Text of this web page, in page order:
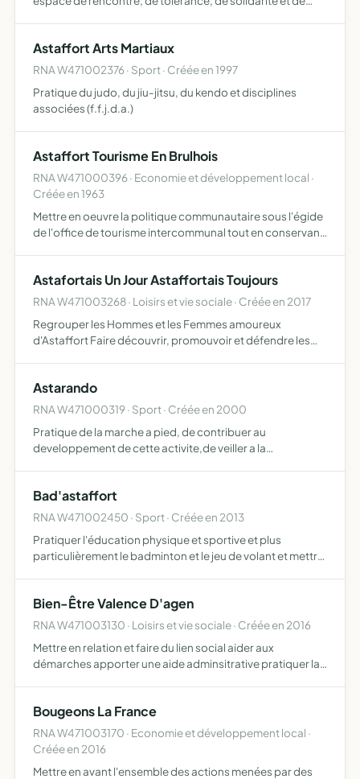
Astaffort Arts Martiaux
RNA W471002376 · Sport · Créée en 1997
Pratique du judo, du jiu-jitsu, du kendo et disciplines
associées (f.f.j.d.a.)
Astaffort Tourisme En Brulhois
RNA W471000396 · Economie et développement local ·
Créée en 1963
Mettre en oeuvre la politique communautaire sous l'égide
de l'office de tourisme intercommunal tout en conservant
de…
Astafortais Un Jour Astaffortais Toujours
RNA W471003268 · Loisirs et vie sociale · Créée en 2017
Regrouper les Hommes et les Femmes amoureux
d'Astaffort Faire découvrir, promouvoir et défendre les
membres de l'asso…
Astarando
RNA W471000319 · Sport · Créée en 2000
Pratique de la marche a pied, de contribuer au
developpement de cette activite,de veiller a la
Bad'astaffort
RNA W471002450 · Sport · Créée en 2013
Pratiquer l'éducation physique et sportive et plus
particulièrement le badminton et le jeu de volant et mettre
Bien-Être Valence D'agen
RNA W471003130 · Loisirs et vie sociale · Créée en 2016
Mettre en relation et faire du lien social aider aux
démarches apporter une aide adminsitrative pratiquer la
model…
Bougeons La France
RNA W471003170 · Economie et développement local ·
Créée en 2016
Mettre en avant l'ensemble des actions menées par des